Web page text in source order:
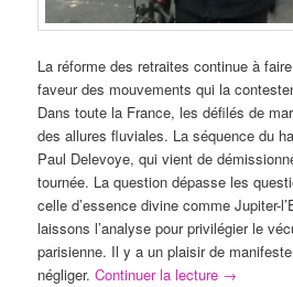
La réforme des retraites continue à
faveur des mouvements qui la
Dans toute la France, les défilés de
des allures fluviales. La séquence du
Paul Delevoye, qui vient de
tournée. La question dépasse les
celle d’essence divine comme Jupiter-
laissons l’analyse pour privilégier le
parisienne. Il y a un plaisir de
négliger.Continuer la lecture →